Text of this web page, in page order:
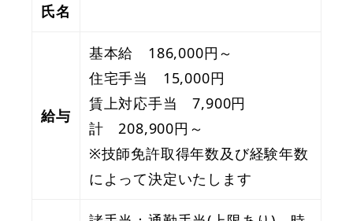
氏名
給与
基本給 186,000円～
住宅手当 15,000円
賃上対応手当 7,900円
計 208,900円～
※技師免許取得年数及び経験年数
によって決定いたします